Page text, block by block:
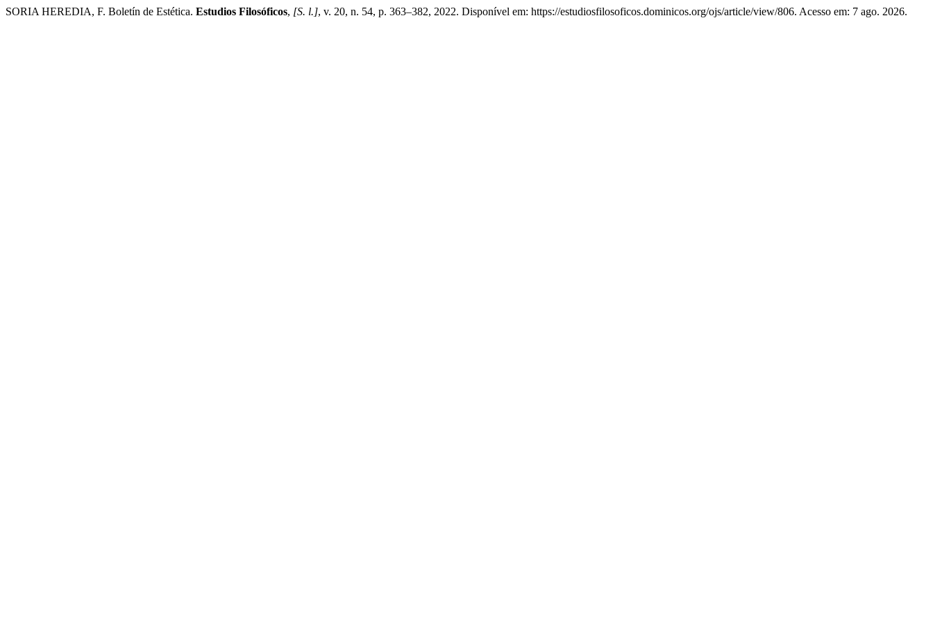
SORIA HEREDIA, F. Boletín de Estética. Estudios Filosóficos, [S. l.], v. 20, n. 54, p. 363–382, 2022. Disponível em: https://estudiosfilosoficos.dominicos.org/ojs/article/view/806. Acesso em: 7 ago. 2026.